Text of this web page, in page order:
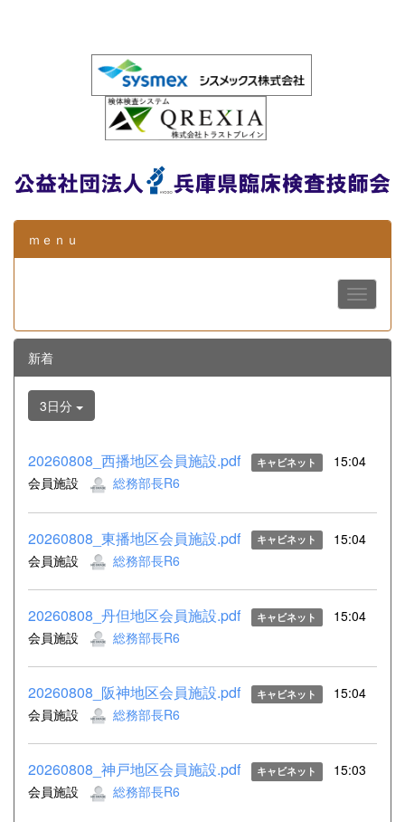
ｍｅｎｕ
新着
3日分
20260808_西播地区会員施設.pdf キャビネット
15:04
会員施設
総務部長R6
20260808_東播地区会員施設.pdf キャビネット
15:04
会員施設
総務部長R6
20260808_丹但地区会員施設.pdf キャビネット
15:04
会員施設
総務部長R6
20260808_阪神地区会員施設.pdf キャビネット
15:04
会員施設
総務部長R6
20260808_神戸地区会員施設.pdf キャビネット
15:03
会員施設
総務部長R6